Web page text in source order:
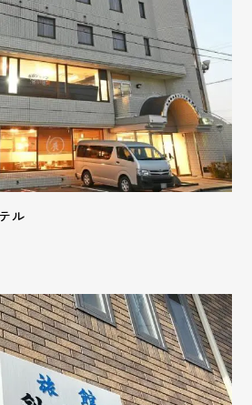
ル